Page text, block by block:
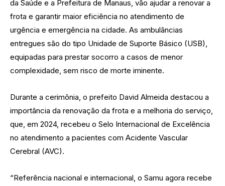
da Saúde e a Prefeitura de Manaus, vão ajudar a renovar a
frota e garantir maior eficiência no atendimento de
urgência e emergência na cidade. As ambulâncias
entregues são do tipo Unidade de Suporte Básico (USB),
equipadas para prestar socorro a casos de menor
complexidade, sem risco de morte iminente.
Durante a cerimônia, o prefeito David Almeida destacou a
importância da renovação da frota e a melhoria do serviço,
que, em 2024, recebeu o Selo Internacional de Excelência
no atendimento a pacientes com Acidente Vascular
Cerebral (AVC).
“Referência nacional e internacional, o Samu agora recebe